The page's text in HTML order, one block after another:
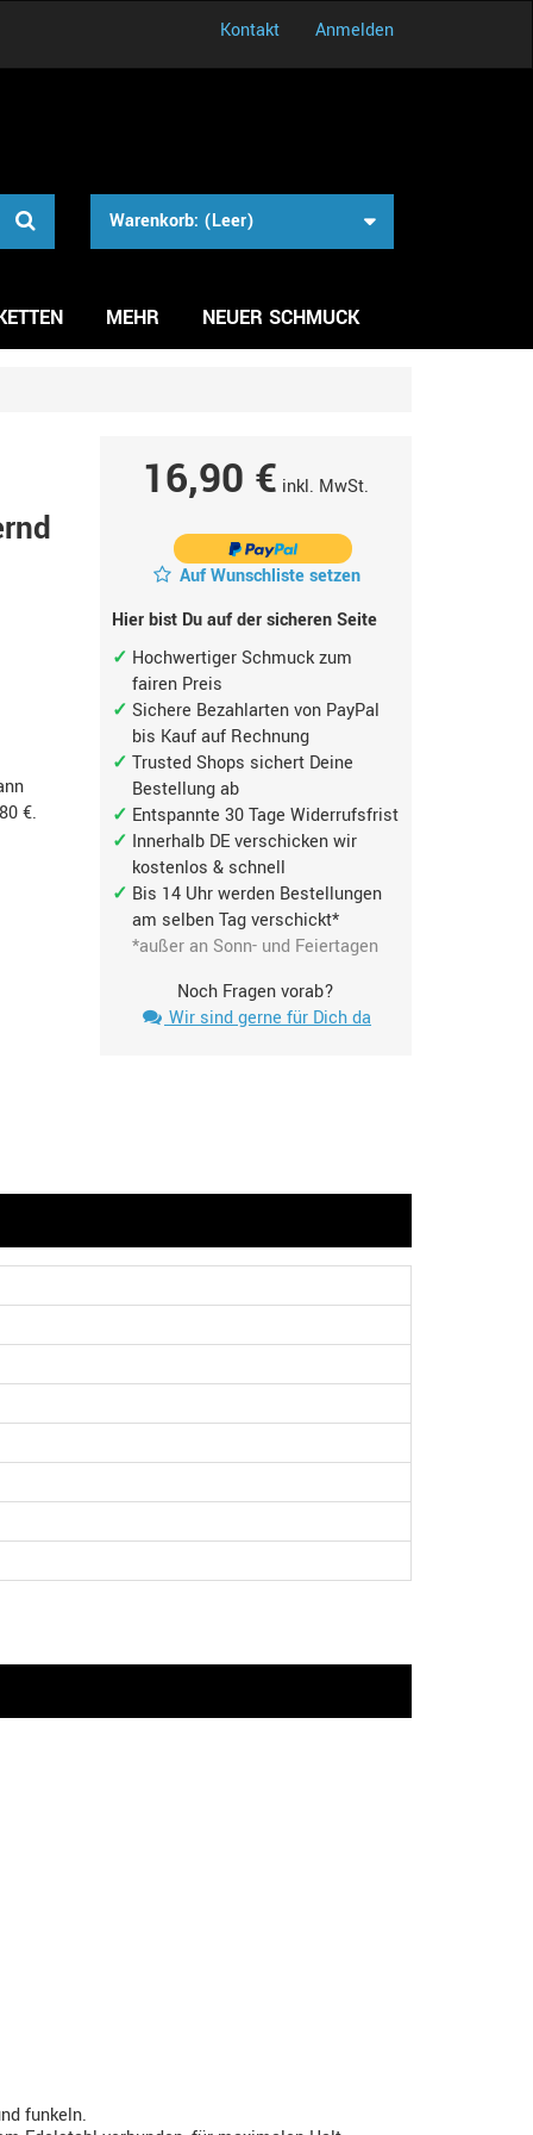
Kontakt Anmelden
Warenkorb: (Leer)
MEHR NEUER SCHMUCK
€.
16,90 € inkl. MwSt.
Auf Wunschliste setzen
Hier bist Du auf der sicheren Seite
Hochwertiger Schmuck zum
fairen Preis
Sichere Bezahlarten von PayPal
bis Kauf auf Rechnung
Trusted Shops sichert Deine
Bestellung ab
Entspannte 30 Tage Widerrufsfrist
Innerhalb DE verschicken wir
kostenlos & schnell
Bis 14 Uhr werden Bestellungen
am selben Tag verschickt*
*außer an Sonn- und Feiertagen
Noch Fragen vorab?
Wir sind gerne für Dich da
funkeln.